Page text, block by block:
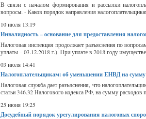
В связи с началом формирования и рассылки
вопросы. - Каков порядок направления
10 июля 13:19
Инвалидность – основание для предоставления
Налоговая инспекция продолжает разъяснения по
уплаты – 03.12.2018 г.). При уплате в 2018 году
03 июля 14:41
Налогоплательщикам: об уменьшении ЕНВД на
Налоговая служба дает разъяснения, что
статьи 346.32 Налогового кодекса РФ, на сумму
25 июня 19:25
Досудебный порядок урегулирования налоговых